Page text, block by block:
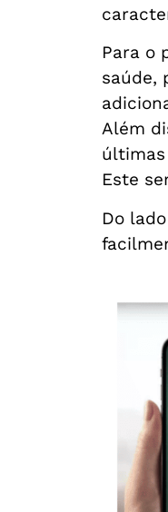
Para o
saúde,
Além
últimas
Este
Do